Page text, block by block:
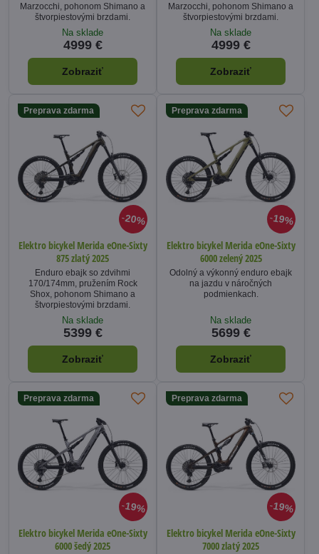
Marzocchi, pohonom Shimano a
štvorpiestovými brzdami.
Na sklade
4999 €
Zobraziť
Marzocchi, pohonom Shimano a
štvorpiestovými brzdami.
Na sklade
4999 €
Zobraziť
20%
Preprava zdarma
Elektro bicykel Merida eOne-Sixty
875 zlatý 2025
Enduro ebajk so zdvihmi
170/174mm, pružením Rock
Shox, pohonom Shimano a
štvorpiestovými brzdami.
Na sklade
5399 €
Zobraziť
19%
Preprava zdarma
Elektro bicykel Merida eOne-Sixty
6000 zelený 2025
Odolný a výkonný enduro ebajk
na jazdu v náročných
podmienkach.
Na sklade
5699 €
Zobraziť
19%
Preprava zdarma
Elektro bicykel Merida eOne-Sixty
6000 šedý 2025
19%
Preprava zdarma
Elektro bicykel Merida eOne-Sixty
7000 zlatý 2025